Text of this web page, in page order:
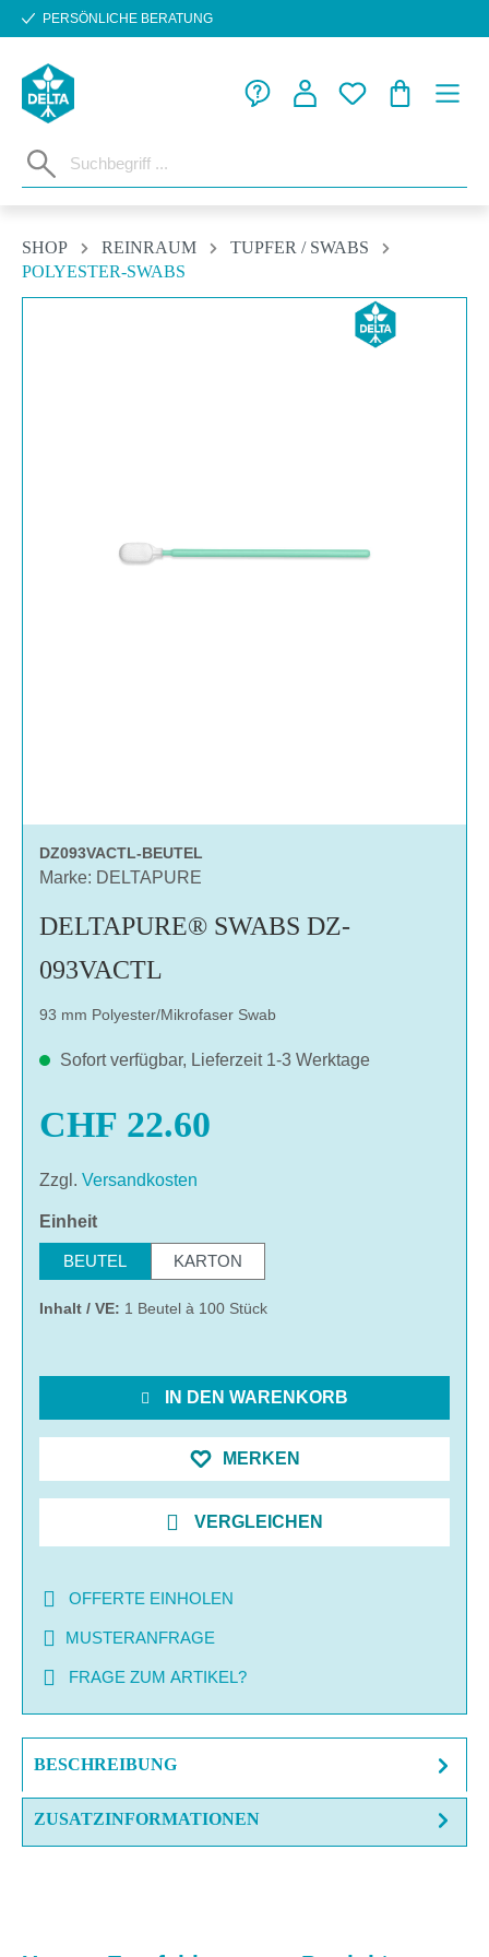
Zum Hauptinhalt springen
PERSÖNLICHE BERATUNG
SHOP REINRAUM
TUPFER / SWABS
POLYESTER-SWABS
DZ093VACTL-BEUTEL
Marke: DELTAPURE
DELTAPURE® SWABS DZ-
093VACTL
93 mm Polyester/Mikrofaser Swab
Sofort verfügbar, Lieferzeit 1-3 Werktage
CHF 22.60
Zzgl. Versandkosten
Einheitauswählen
BEUTEL KARTON
Inhalt / VE: 1 Beutel à 100 Stück
IN DEN WARENKORB
MERKEN
VERGLEICHEN
OFFERTE EINHOLEN
MUSTERANFRAGE
FRAGE ZUM ARTIKEL?
BESCHREIBUNG
ZUSATZINFORMATIONEN